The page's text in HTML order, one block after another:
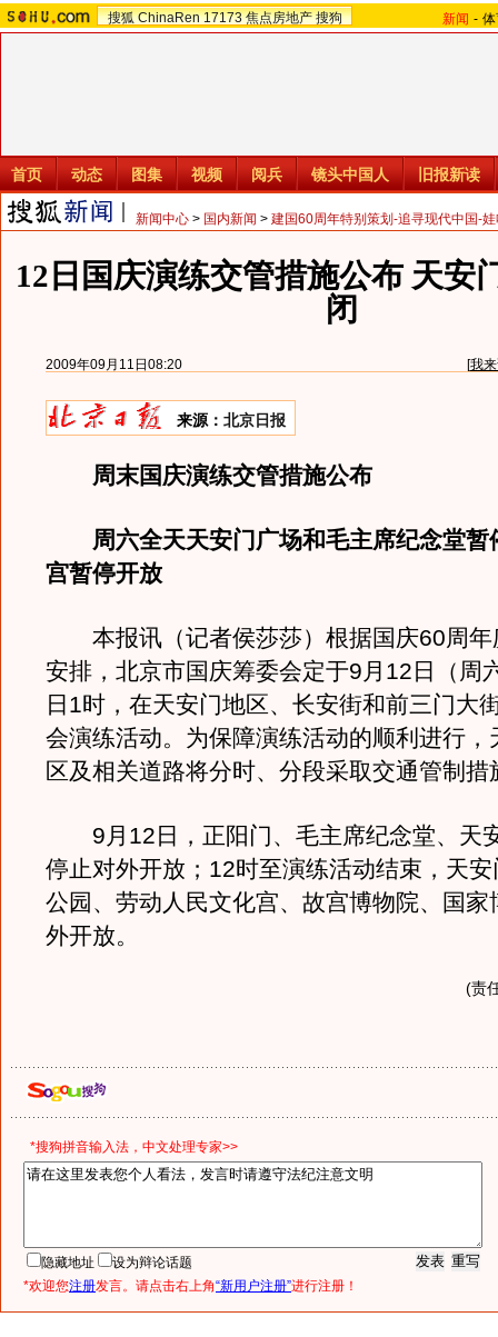
搜狐 ChinaRen 17173 焦点房地产 搜狗 新闻 -
首页 动态 图集 视频 阅兵 镜头中国人 旧报新读
新闻中心 > 国内新闻 > 建国60周年特别策划-追寻现代中国-
12日国庆演练交管措施公布 天安
闭
2009年09月11日08:20 [我
来源： 北京日报
周末国庆演练交管措施公布
周六全天天安门广场和毛主席纪念堂暂
宫暂停开放
本报讯（记者侯莎莎）根据国庆60周年
安排，北京市国庆筹委会定于9月12日（周
日1时，在天安门地区、长安街和前三门大
会演练活动。为保障演练活动的顺利进行，
区及相关道路将分时、分段采取交通管制措
9月12日，正阳门、毛主席纪念堂、天
停止对外开放；12时至演练活动结束，天
公园、劳动人民文化宫、故宫博物院、国家
外开放。
(责
*搜狗拼音输入法，中文处理专家>>
隐藏地址
设为辩论话题
*欢迎您注册发言。请点击右上角“新用户注册”进行注册！